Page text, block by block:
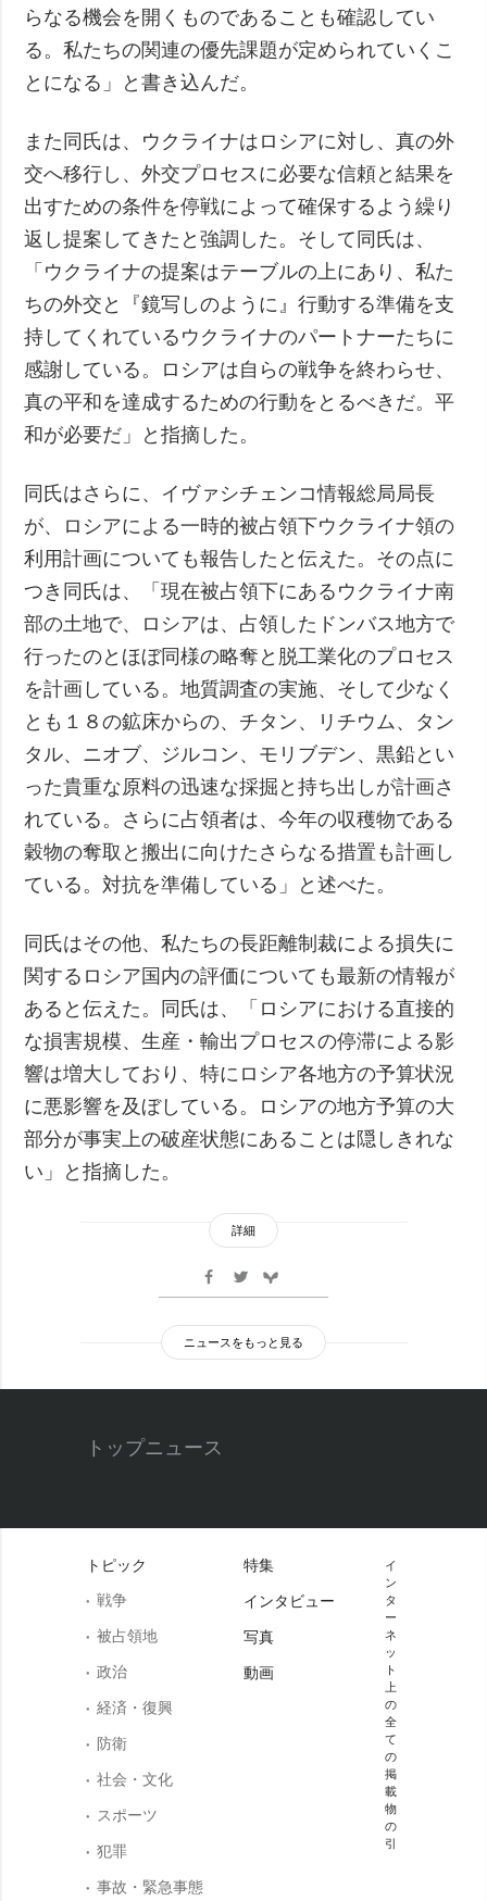
らなる機会を開くものであることも確認してい
る。私たちの関連の優先課題が定められていくこ
とになる」と書き込んだ。
また同氏は、ウクライナはロシアに対し、真の外
交へ移行し、外交プロセスに必要な信頼と結果を
出すための条件を停戦によって確保するよう繰り
返し提案してきたと強調した。そして同氏は、
「ウクライナの提案はテーブルの上にあり、私た
ちの外交と『鏡写しのように』行動する準備を支
持してくれているウクライナのパートナーたちに
感謝している。ロシアは自らの戦争を終わらせ、
真の平和を達成するための行動をとるべきだ。平
和が必要だ」と指摘した。
同氏はさらに、イヴァシチェンコ情報総局局長
が、ロシアによる一時的被占領下ウクライナ領の
利用計画についても報告したと伝えた。その点に
つき同氏は、「現在被占領下にあるウクライナ南
部の土地で、ロシアは、占領したドンバス地方で
行ったのとほぼ同様の略奪と脱工業化のプロセス
を計画している。地質調査の実施、そして少なく
とも１８の鉱床からの、チタン、リチウム、タン
タル、ニオブ、ジルコン、モリブデン、黒鉛とい
った貴重な原料の迅速な採掘と持ち出しが計画さ
れている。さらに占領者は、今年の収穫物である
穀物の奪取と搬出に向けたさらなる措置も計画し
ている。対抗を準備している」と述べた。
同氏はその他、私たちの長距離制裁による損失に
関するロシア国内の評価についても最新の情報が
あると伝えた。同氏は、「ロシアにおける直接的
な損害規模、生産・輸出プロセスの停滞による影
響は増大しており、特にロシア各地方の予算状況
に悪影響を及ぼしている。ロシアの地方予算の大
部分が事実上の破産状態にあることは隠しきれな
い」と指摘した。
詳細
ニュースをもっと見る
トップニュース
トピック
戦争
被占領地
政治
経済・復興
防衛
社会・文化
スポーツ
犯罪
事故・緊急事態
特集
インタビュー
写真
動画
イ
ン
タ
ー
ネ
ッ
ト
上
の
全
て
の
掲
載
物
の
引